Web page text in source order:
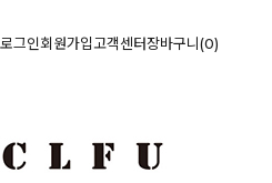
로그인회원가입고객센터장바구니 0